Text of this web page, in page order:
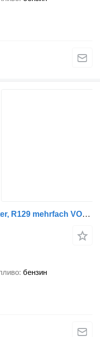
Mercedes-Benz SL 320 Roadster, R129 mehrfach VORHANDEN!
бензин